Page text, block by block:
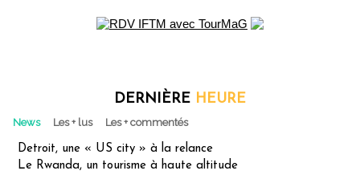
DERNIÈRE HEURE
News Les + lus Les + commentés
Detroit, une « US city » à la relance
Le Rwanda, un tourisme à haute altitude